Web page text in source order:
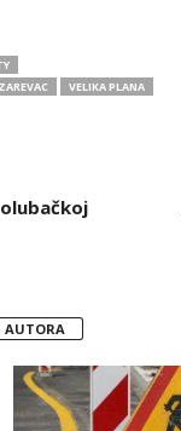
VELIKA PLANA
AUTORA